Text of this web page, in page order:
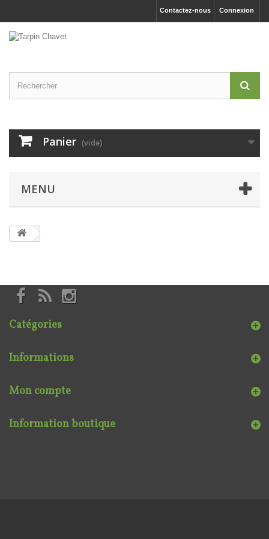
Connexion
Contactez-nous
Panier (vide)
MENU
Catégories
Informations
Mon compte
Information boutique